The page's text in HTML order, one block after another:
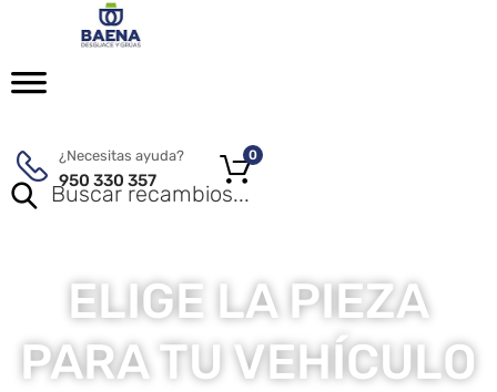
¿Necesitas ayuda?
950 330 357
0
ELIGE LA PIEZA
PARA TU VEHÍCULO